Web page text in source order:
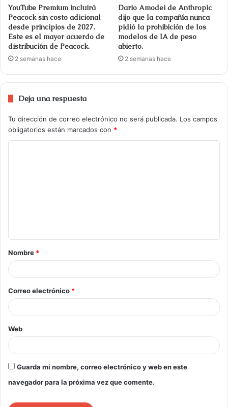
YouTube Premium incluirá
Peacock sin costo adicional
desde principios de 2027.
Este es el mayor acuerdo de
distribución de Peacock.
2 semanas hace
Dario Amodei de Anthropic
dijo que la compañía nunca
pidió la prohibición de los
modelos de IA de peso
abierto.
2 semanas hace
Deja una respuesta
Tu dirección de correo electrónico no será publicada. Los campos
obligatorios están marcados con *
Nombre *
Correo electrónico *
Web
Guarda mi nombre, correo electrónico y web en este
navegador para la próxima vez que comente.